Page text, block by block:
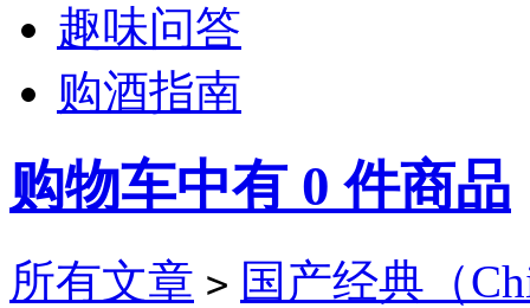
趣味问答
购酒指南
购物车中有 0 件商品
所有文章 > 国产经典（